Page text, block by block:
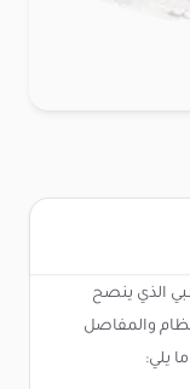
الذي ينصح
والمفاصل
يلي: